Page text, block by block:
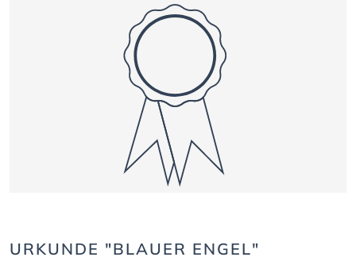
URKUNDE "BLAUER ENGEL"